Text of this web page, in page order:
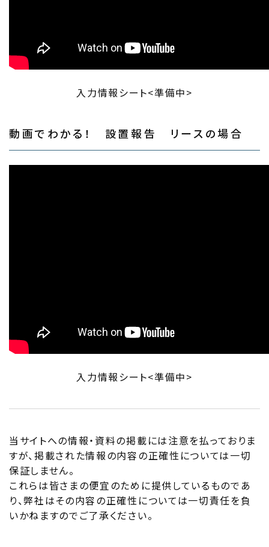
入力情報シート<準備中>
動画でわかる！ 設置報告 リースの場合
入力情報シート<準備中>
当サイトへの情報・資料の掲載には注意を払っておりま
すが、掲載された情報の内容の正確性については一切
保証しません。
これらは皆さまの便宜のために提供しているものであ
り、弊社はその内容の正確性については一切責任を負
いかねますのでご了承ください。